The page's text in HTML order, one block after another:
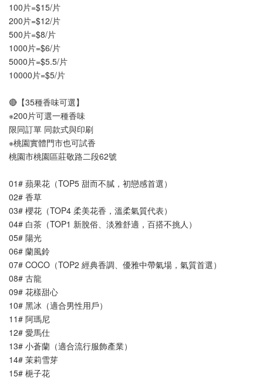
100片=$15/片
200片=$12/片
500片=$8/片
1000片=$6/片
5000片=$5.5/片
🔴【35種香味可選】
※200片可選一種香味
限同訂單 同款式與印刷
※桃園實體門市也可試香
桃園市桃園區莊敬路二段62號
01# 蘋果花（TOP5 甜而不膩，初戀感首選）
02# 香草
03# 櫻花（TOP4 柔美花香，溫柔氣質代表）
04# 白茶（TOP1 新脫俗、淡雅舒適，百搭不挑人）
05# 陽光
06# 蘭風鈴
07# COCO（TOP2 經典香調、優雅中帶氣場，氣質首選）
08# 古龍
09# 花樣甜心
10# 黑冰（適合男性用戶）
11# 阿瑪尼
12# 愛馬仕
13# 小蒼蘭（適合流行服飾產業）
14# 茉莉雪芽
15# 梔子花